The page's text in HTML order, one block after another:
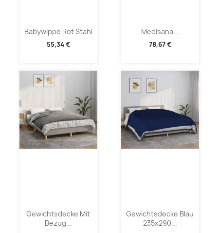
Babywippe Rot Stahl
55,34 €
Medisana...
78,67 €
Gewichtsdecke Mit
Bezug...
Gewichtsdecke Blau
235x290...